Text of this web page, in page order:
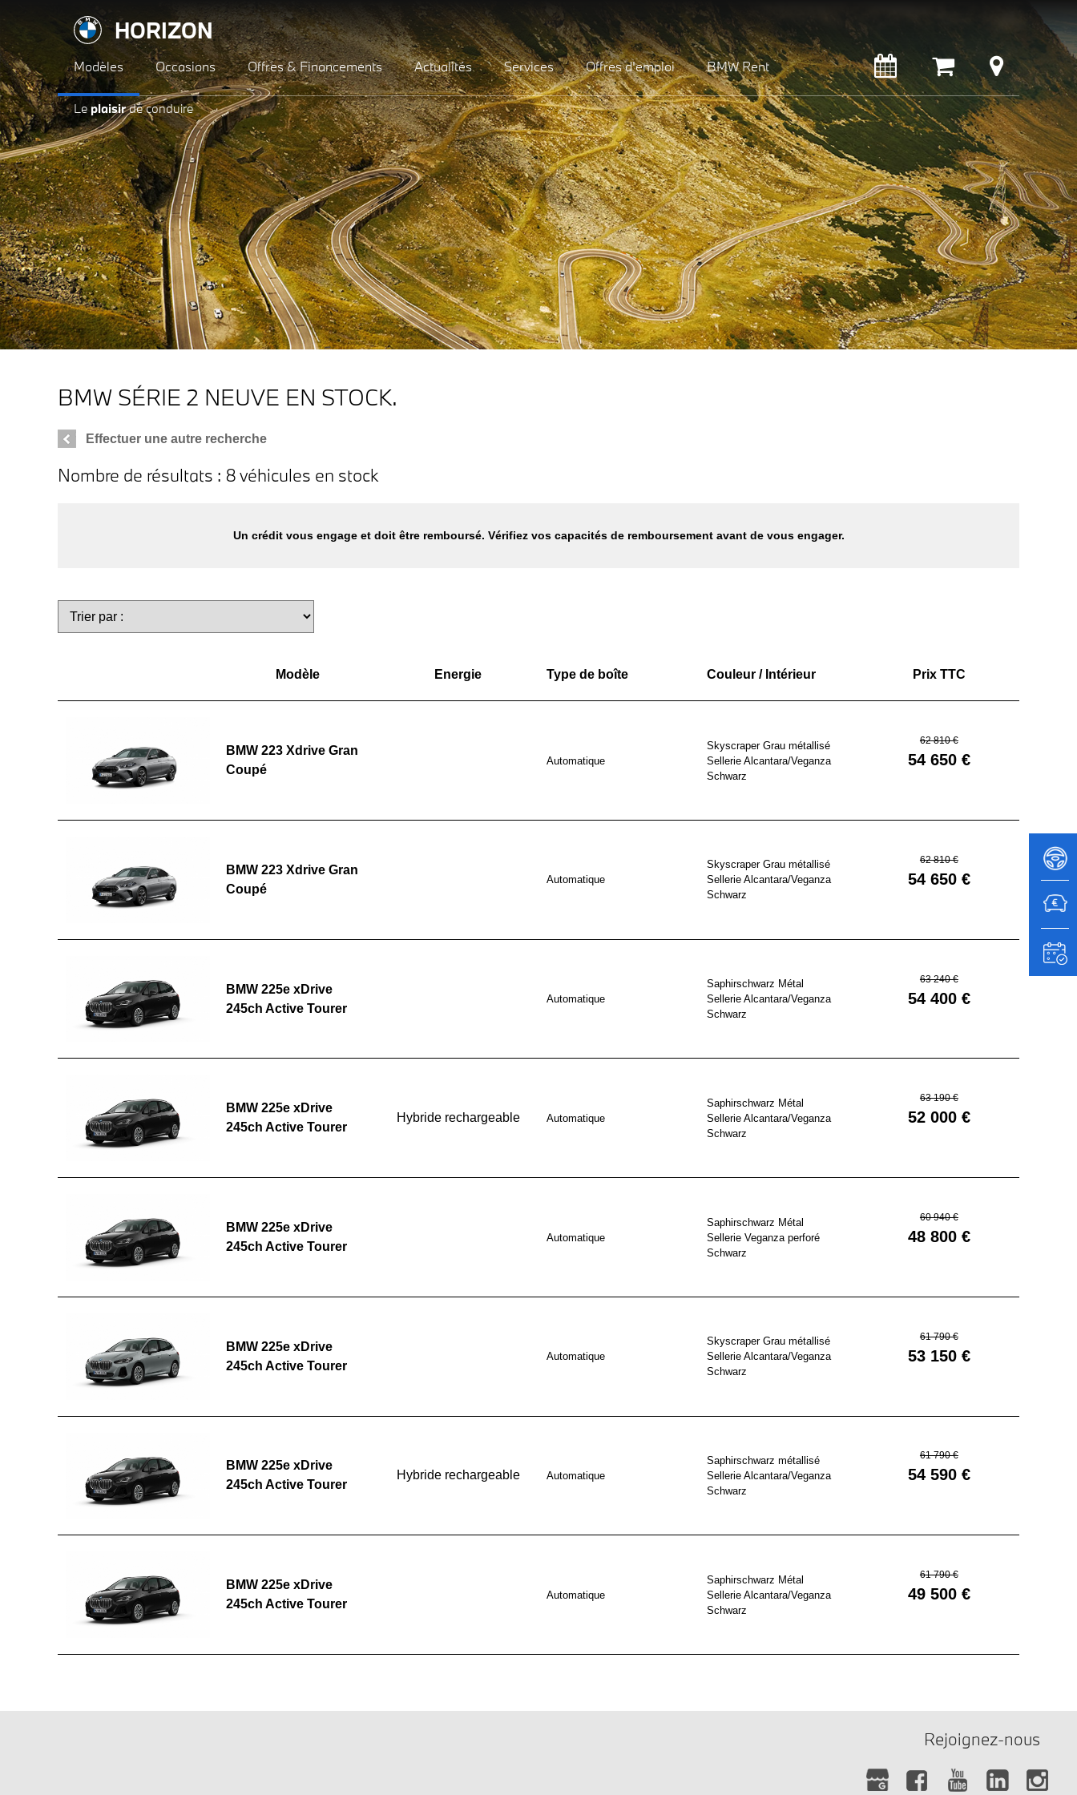
HORIZON
Modèles Occasions Offres & Financements Actualités Services Offres d'emploi BMW Rent
Le plaisirde conduire
BMW SÉRIE 2 NEUVE EN STOCK.
Effectuer une autre recherche
Nombre de résultats : 8 véhicules en stock
Un crédit vous engage et doit être remboursé. Vérifiez vos capacités de remboursement avant de vous engager.
Modèle Energie Type de boîte Couleur / Intérieur Prix TTC
BMW 223 Xdrive Gran
Coupé
Automatique
Skyscraper Grau métallisé
Sellerie Alcantara/Veganza
Schwarz
62 810 €
54 650 €
BMW 223 Xdrive Gran
Coupé
Automatique
Skyscraper Grau métallisé
Sellerie Alcantara/Veganza
Schwarz
62 810 €
54 650 €
BMW 225e xDrive
245ch Active Tourer
Automatique
Saphirschwarz Métal
Sellerie Alcantara/Veganza
Schwarz
63 240 €
54 400 €
BMW 225e xDrive
245ch Active Tourer
Hybride rechargeable Automatique
Saphirschwarz Métal
Sellerie Alcantara/Veganza
Schwarz
63 190 €
52 000 €
BMW 225e xDrive
245ch Active Tourer
Automatique
Saphirschwarz Métal
Sellerie Veganza perforé
Schwarz
60 940 €
48 800 €
BMW 225e xDrive
245ch Active Tourer
Automatique
Skyscraper Grau métallisé
Sellerie Alcantara/Veganza
Schwarz
61 790 €
53 150 €
BMW 225e xDrive
245ch Active Tourer
Hybride rechargeable Automatique
Saphirschwarz métallisé
Sellerie Alcantara/Veganza
Schwarz
61 790 €
54 590 €
BMW 225e xDrive
245ch Active Tourer
Automatique
Saphirschwarz Métal
Sellerie Alcantara/Veganza
Schwarz
61 790 €
49 500 €
Rejoignez-nous